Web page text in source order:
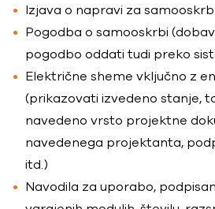
Izjava o napravi za
Pogodba o samooskrbi
pogodbo oddati tudi preko
Električne sheme vključno z
(prikazovati izvedeno stanje,
navedeno vrsto projektne
navedenega projektanta,
itd.)
Navodila za uporabo,